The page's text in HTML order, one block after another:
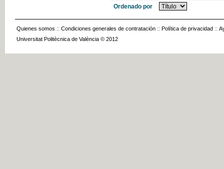
Ordenado por
Quienes somos :: Condiciones generales de contratación :: Política de privacidad ::
Universitat Politècnica de València © 2012